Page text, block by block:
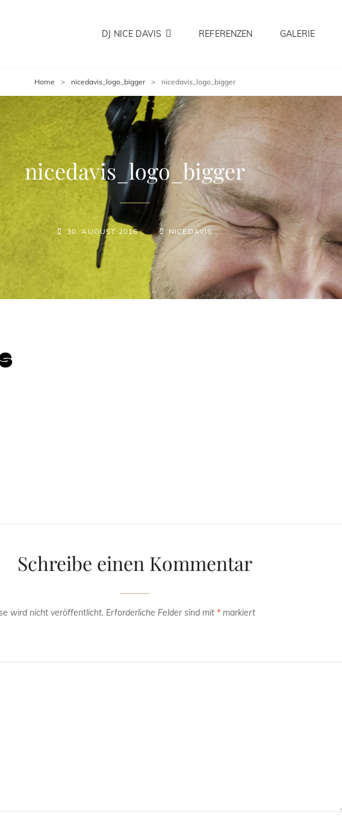
DJ NICE DAVIS REFERENZEN GALERIE
Home > nicedavis_logo_bigger > nicedavis_logo_bigger
nicedavis_logo_bigger
POSTED-
30. AUGUST 2016
BY
LINE
BYLINE
NICEDAVIS
Schreibe einen Kommentar
wird nicht veröffentlicht. Erforderliche Felder sind mit * markiert